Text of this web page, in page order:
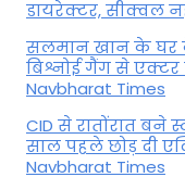
डायरेक्टर, सीक्वल
सलमान खान के घर
बिश्नोई गैंग से एक्टर
Navbharat Times
CID से रातोंरात बने
साल पहले छोड़ दी
Navbharat Times